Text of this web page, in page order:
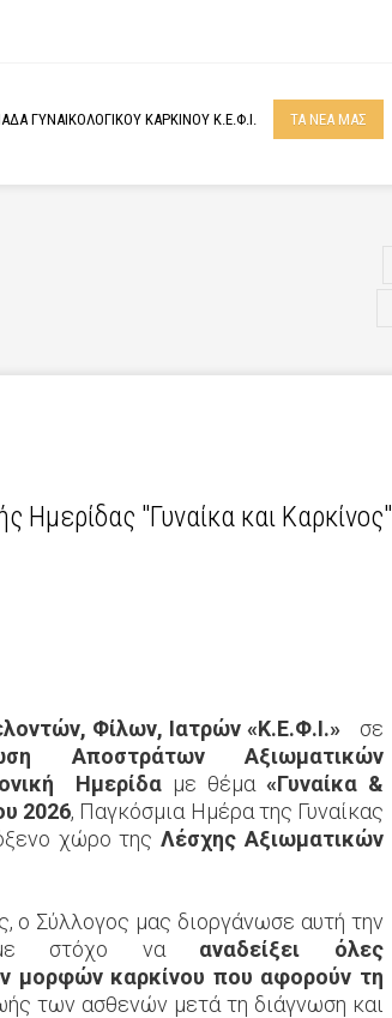
ΓΥΝΑΙΚΟΛΟΓΙΚΟΥ ΚΑΡΚΙΝΟΥ Κ.Ε.Φ.Ι. ΤΑ ΝΕΑ ΜΑΣ
Ημερίδας "Γυναίκα και Καρκίνος"
Φίλων, Ιατρών «Κ.Ε.Φ.Ι.» σε
Αποστράτων Αξιωματικών
Ημερίδα με θέμα «Γυναίκα &
2026, Παγκόσμια Ημέρα της Γυναίκας
χώρο τηςΛέσχης Αξιωματικών
ο Σύλλογος μας διοργάνωσε αυτή την
με στόχο να αναδείξει όλες
μορφών καρκίνου που αφορούν τη
των ασθενών μετά τη διάγνωση και